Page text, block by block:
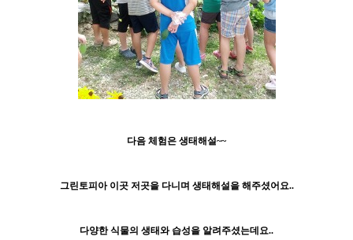
다음 체험은 생태해설~~
그린토피아 이곳 저곳을 다니며 생태해설을 해주셨어요..
다양한 식물의 생태와 습성을 알려주셨는데요..